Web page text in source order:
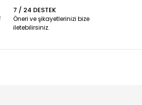
7 / 24 DESTEK
Öneri ve şikayetlerinizi bize
iletebilirsiniz.